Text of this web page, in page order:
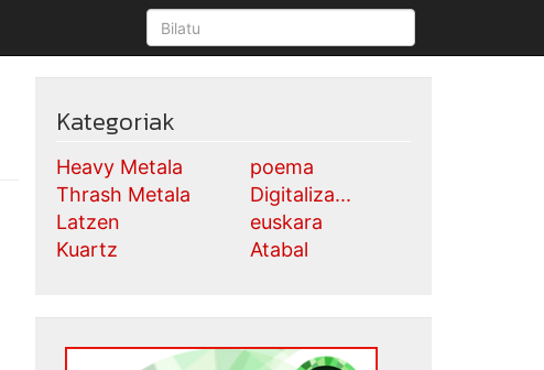
Kategoriak
Heavy Metala
Thrash Metala
Latzen
Kuartz
poema
Digitaliza...
euskara
Atabal